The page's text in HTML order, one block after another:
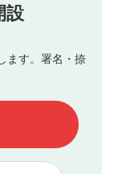
とコメント
三者間のトラ
任を負いませ
、掲載となり
や掲載されない
への掲載をもっ
さい。
容は、掲載を
設
ます。署名・捺